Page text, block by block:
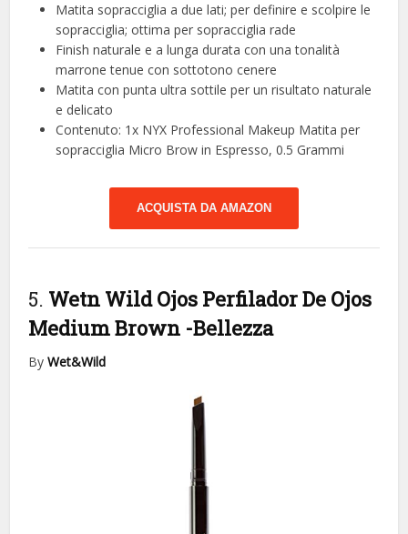
Matita sopracciglia a due lati; per definire e scolpire le
sopracciglia; ottima per sopracciglia rade
Finish naturale e a lunga durata con una tonalità
marrone tenue con sottotono cenere
Matita con punta ultra sottile per un risultato naturale
e delicato
Contenuto: 1x NYX Professional Makeup Matita per
sopracciglia Micro Brow in Espresso, 0.5 Grammi
ACQUISTA DA AMAZON
5. Wetn Wild Ojos Perfilador De Ojos
Medium Brown -Bellezza
ByWet&Wild